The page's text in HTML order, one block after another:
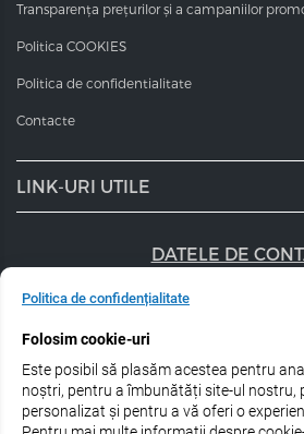
Transparența prețurilor și a campaniilor
Politica COOKIES
Politica de confidentialitate
Contacte
LINK-URI UTILE
DATELE DE
+40 747 056
Urmărește-ne pe rețele de
Politica de confidențialitate
Folosim cookie-uri
Este posibil să plasăm acestea pentru
noștri, pentru a îmbunătăți site-ul nostru,
personalizat și pentru a vă oferi o